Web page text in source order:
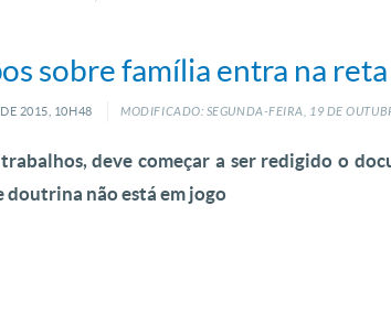
sobre família entra na
DE 2015, 10H48 MODIFICADO: SEGUNDA-FEIRA, 19DE
deve começar a ser redigido o
doutrina não está em jogo